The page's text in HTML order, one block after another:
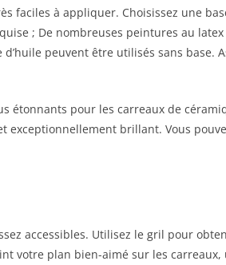
faciles à appliquer. Choisissez une
; De nombreuses peintures au
peuvent être utilisés sans base.
étonnants pour les carreaux de
exceptionnellement brillant. Vous
accessibles. Utilisez le gril pour
votre plan bien-aimé sur les